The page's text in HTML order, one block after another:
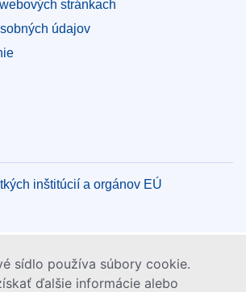
sídlo používa súbory cookie.
ďalšie informácie alebo
stránkach
údajov
inštitúcií a orgánov EÚ